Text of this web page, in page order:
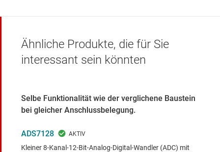
Ähnliche Produkte, die für Sie
interessant sein könnten
Selbe Funktionalität wie der verglichene Baustein
bei gleicher Anschlussbelegung.
ADS7128
Kleiner 8-Kanal-12-Bit-Analog-Digital-Wandler (ADC) mit